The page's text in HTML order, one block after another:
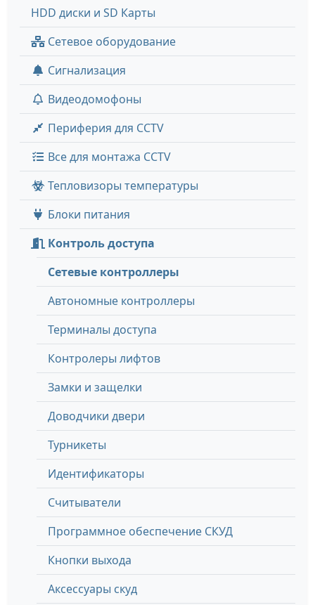
HDD диски и SD Карты
Сетевое оборудование
Сигнализация
Видеодомофоны
Периферия для CCTV
Все для монтажа CCTV
Тепловизоры температуры
Блоки питания
Контроль доступа
Сетевые контроллеры
Автономные контроллеры
Терминалы доступа
Контролеры лифтов
Замки и защелки
Доводчики двери
Турникеты
Идентификаторы
Считыватели
Программное обеспечение СКУД
Кнопки выхода
Аксессуары скуд